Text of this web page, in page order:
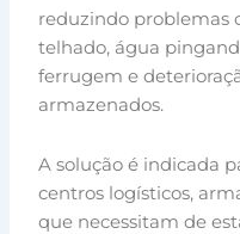
reduzindo problemas
telhado, água
ferrugem e
armazenados.
A solução é indicada
centros logísticos,
que necessitam de